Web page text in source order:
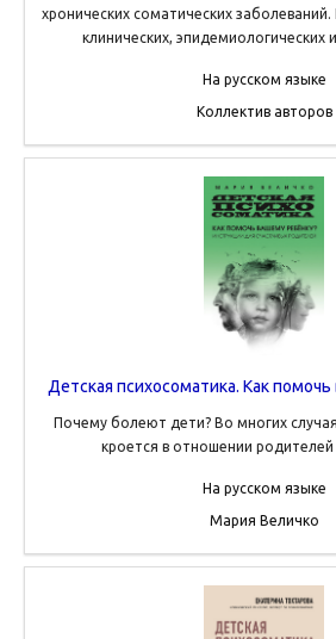
хронических соматических
клинических, эпидемиологических
На русском языке
Коллектив авторов
Детская психосоматика. Как
Почему болеют дети? Во многих
кроется в отношении родителей
На русском языке
Мария Величко